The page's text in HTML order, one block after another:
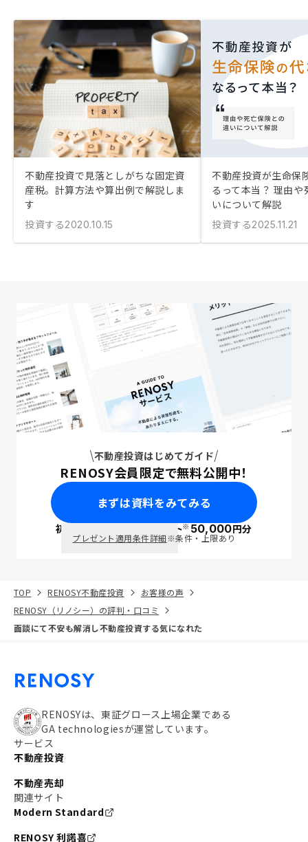
不動産投資で見落としがちな固定資
産税。計算方法や算出例で解説しま
す
投資する2020.10.15
不動産投資が生命保
るって本当？ 理由
いについて解説
投資する2025.11.21
不動産投資はじめてガイド
RENOSY会員限定で無料公開中！
まずは資料をみてみる
初回面談で ポイント※50,000円分
プレゼント適用条件詳細※条件・上限あり
TOP RENOSY不動産投資
お客様の声
RENOSY（リノシー）の評判・口コミ
面談にて不安も解消し不動産投資する気になれた
RENOSYは、東証グロース上場企業である
GA technologiesが運営しています。
サービス
不動産投資
不動産売却
関連サイト
Modern Standard
RENOSY 利諾喜